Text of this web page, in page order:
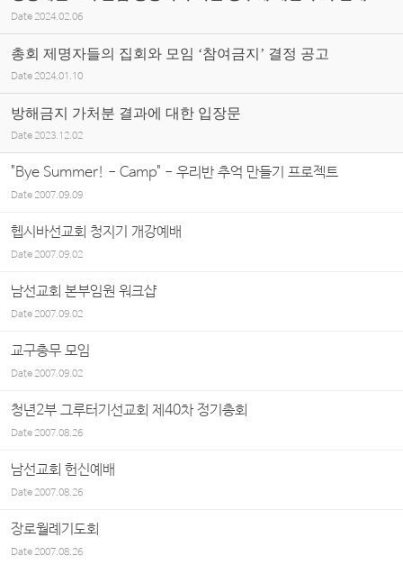
Date 2024.02.06
총회 제명자들의 집회와 모임 ‘참여금지’ 결정 공고
Date 2024.01.10
방해금지 가처분 결과에 대한 입장문
Date 2023.12.02
"Bye Summer! - Camp" - 우리반 추억 만들기 프로젝트
Date2007.09.09
헵시바선교회 청지기 개강예배
Date2007.09.02
남선교회 본부임원 워크샵
Date2007.09.02
교구총무 모임
Date2007.09.02
청년2부 그루터기선교회 제40차 정기총회
Date2007.08.26
남선교회 헌신예배
Date2007.08.26
장로월례기도회
Date2007.08.26